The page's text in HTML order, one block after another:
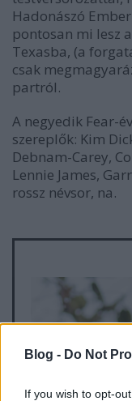
Blog - Do Not
If you wish to opt-
Hadonászó
pontosan mi lesz
Texasba, (a
csak
partról.
A negyedik Fear-
szereplők: Kim
Debnam-Carey,
Lennie James,
rossz névsor, na.